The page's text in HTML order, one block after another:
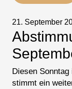
21. September
Diesen
stimmt ein